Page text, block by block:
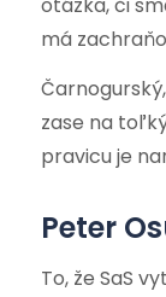
má
zase na
pravicu je
Peter
To, že SaS